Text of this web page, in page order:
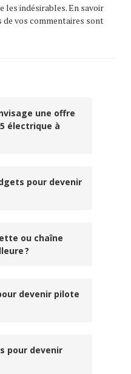
les indésirables.En savoir
vos commentaires sont
une offre
électrique à
pour devenir
ou chaîne
?
devenir pilote
pour devenir